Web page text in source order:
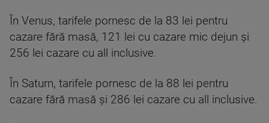
În Venus, tarifele pornesc de la 83 lei pentru
cazare fără masă, 121 lei cu cazare mic dejun şi
256 lei cazare cu all inclusive.
În Saturn, tarifele pornesc de la 88 lei pentru
cazare fără masă şi 286 lei cazare cu all inclusive.